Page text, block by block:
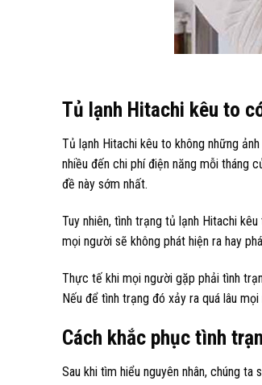
Tủ lạnh Hitachi kêu to
Tủ lạnh Hitachi kêu to không những
nhiều đến chi phí điện năng mỗi tháng
đề này sớm nhất.
Tuy nhiên, tình trạng tủ lạnh Hitachi
mọi người sẽ không phát hiện ra hay
Thực tế khi mọi người gặp phải tình
Nếu để tình trạng đó xảy ra quá lâu
Cách khắc phục tình
Sau khi tìm hiểu nguyên nhân, chúng